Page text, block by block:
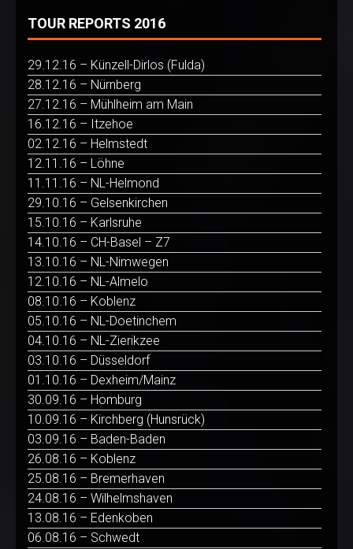
TOUR REPORTS 2016
29.12.16 – Künzell-Dirlos (Fulda)
28.12.16 – Nürnberg
27.12.16 – Mühlheim am Main
16.12.16 – Itzehoe
02.12.16 – Helmstedt
12.11.16 – Löhne
11.11.16 – NL-Helmond
29.10.16 – Gelsenkirchen
15.10.16 – Karlsruhe
14.10.16 – CH-Basel – Z7
13.10.16 – NL-Nimwegen
12.10.16 – NL-Almelo
08.10.16 – Koblenz
05.10.16 – NL-Doetinchem
04.10.16 – NL-Zierikzee
03.10.16 – Düsseldorf
01.10.16 – Dexheim/Mainz
30.09.16 – Homburg
10.09.16 – Kirchberg (Hunsrück)
03.09.16 – Baden-Baden
26.08.16 – Koblenz
25.08.16 – Bremerhaven
24.08.16 – Wilhelmshaven
13.08.16 – Edenkoben
06.08.16 – Schwedt